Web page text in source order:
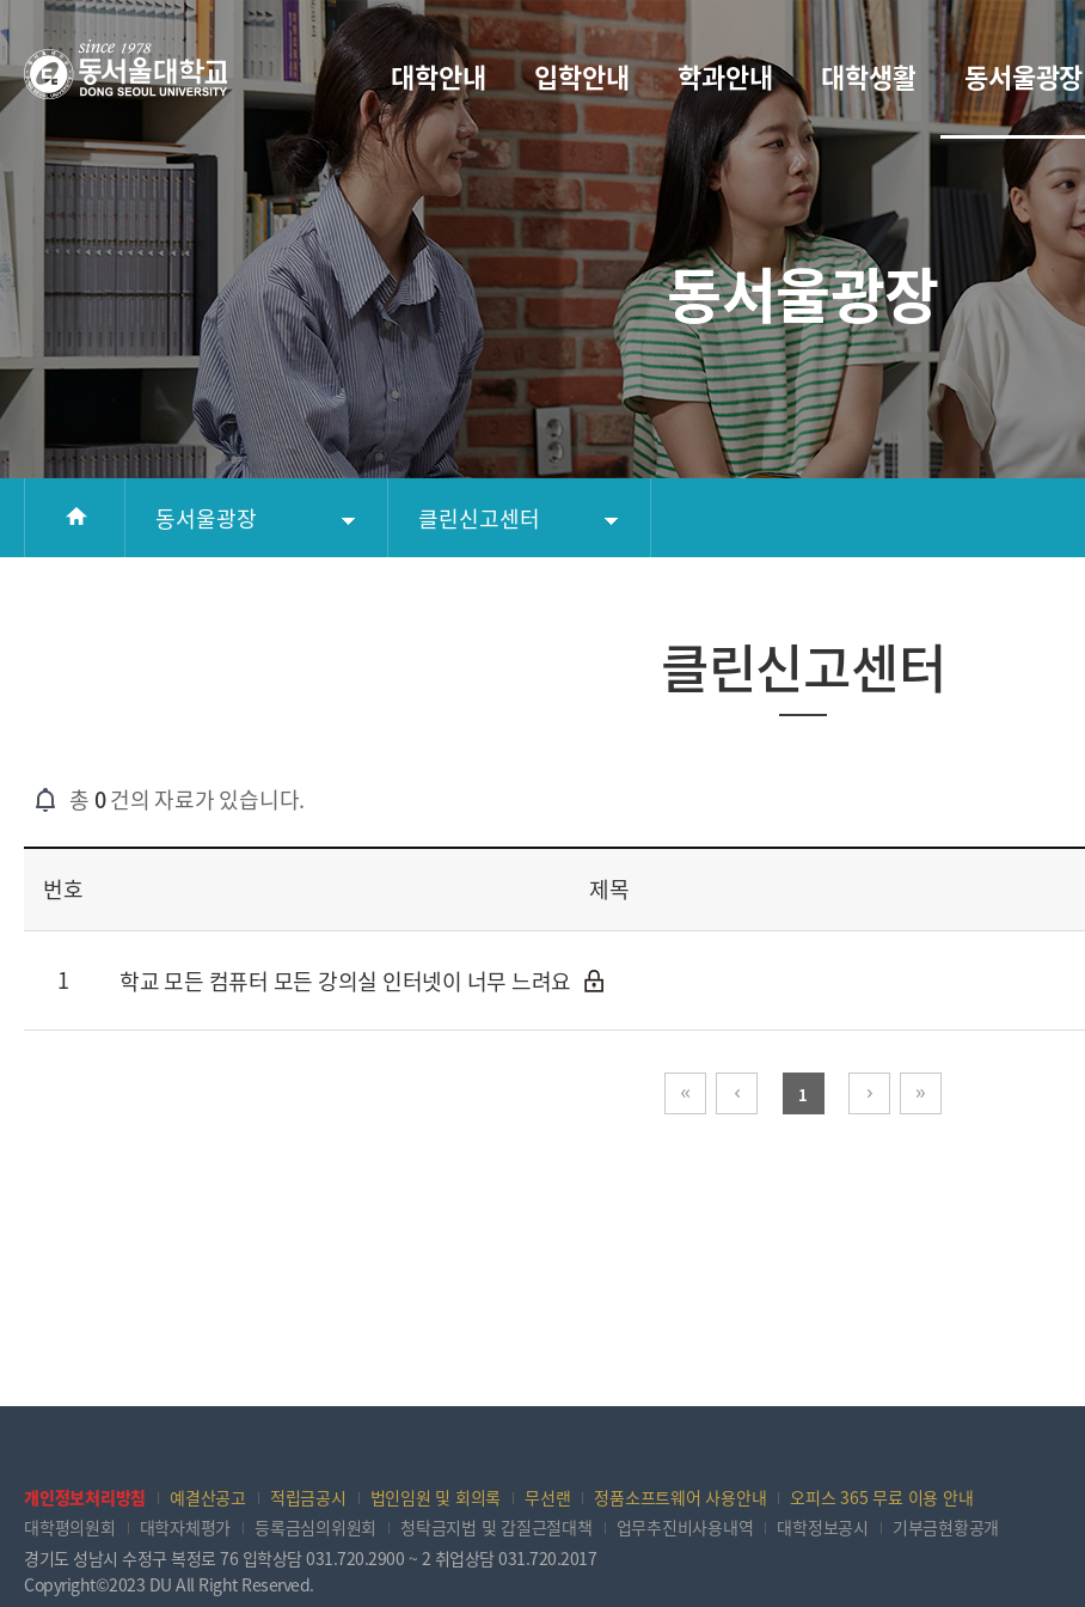
대학안내 입학안내 학과안내 대학생활 동서울광장
동서울광장
동서울광장 클린신고센터
클린신고센터
총0건의 자료가 있습니다.
번호 제목
1 학교 모든 컴퓨터 모든 강의실 인터넷이 너무 느려요
1
개인정보처리방침 예결산공고 적립금공시 법인임원 및 회의록 무선랜 정품소프트웨어 사용안내
오피스 365 무료 이용 안내
대학평의원회
대학자체평가 등록금심의위원회 청탁금지법 및 갑질근절대책 업무추진비사용내역 대학정보공시
기부금현황공개
경기도 성남시 수정구 복정로 76 입학상담 031.720.2900 ~ 2 취업상담 031.720.2017
Copyright©2023 DU All Right Reserved.